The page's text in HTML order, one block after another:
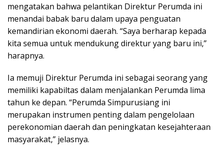
mengatakan bahwa pelantikan Direktur Perumda ini
menandai babak baru dalam upaya penguatan
kemandirian ekonomi daerah. “Saya berharap kepada
kita semua untuk mendukung direktur yang baru ini,”
harapnya.
Ia memuji Direktur Perumda ini sebagai seorang yang
memiliki kapabiltas dalam menjalankan Perumda lima
tahun ke depan. “Perumda Simpurusiang ini
merupakan instrumen penting dalam pengelolaan
perekonomian daerah dan peningkatan kesejahteraan
masyarakat,” jelasnya.